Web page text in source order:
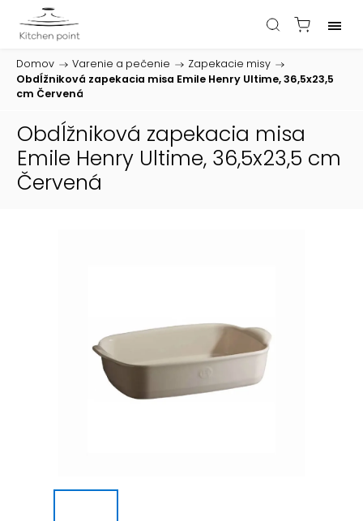
Domov / Varenie a pečenie / Zapekacie misy /
Obdĺžniková zapekacia misa Emile Henry Ultime, 36,5x23,5
cm Červená
Obdĺžniková zapekacia misa
Emile Henry Ultime, 36,5x23,5 cm
Červená